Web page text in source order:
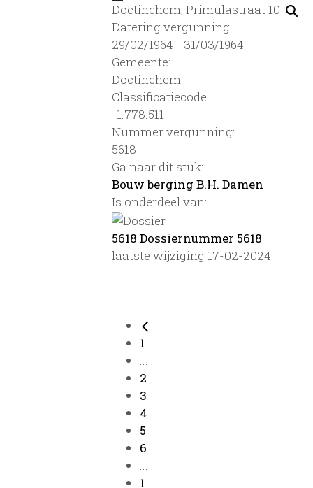
Doetinchem, Primulastraat 10
Datering vergunning:
29/02/1964 - 31/03/1964
Gemeente:
Doetinchem
Classificatiecode:
-1.778.511
Nummer vergunning:
5618
Ga naar dit stuk:
Bouw berging B.H. Damen
Is onderdeel van:
5618 Dossiernummer 5618
laatste wijziging 17-02-2024
1
...
2
3
4
5
6
...
1